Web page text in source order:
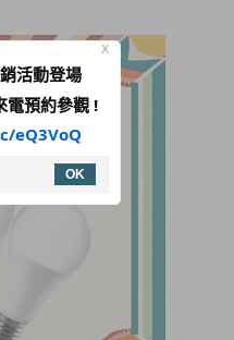
X
活動登場
電預約參觀 !
eQ3VoQ
OK